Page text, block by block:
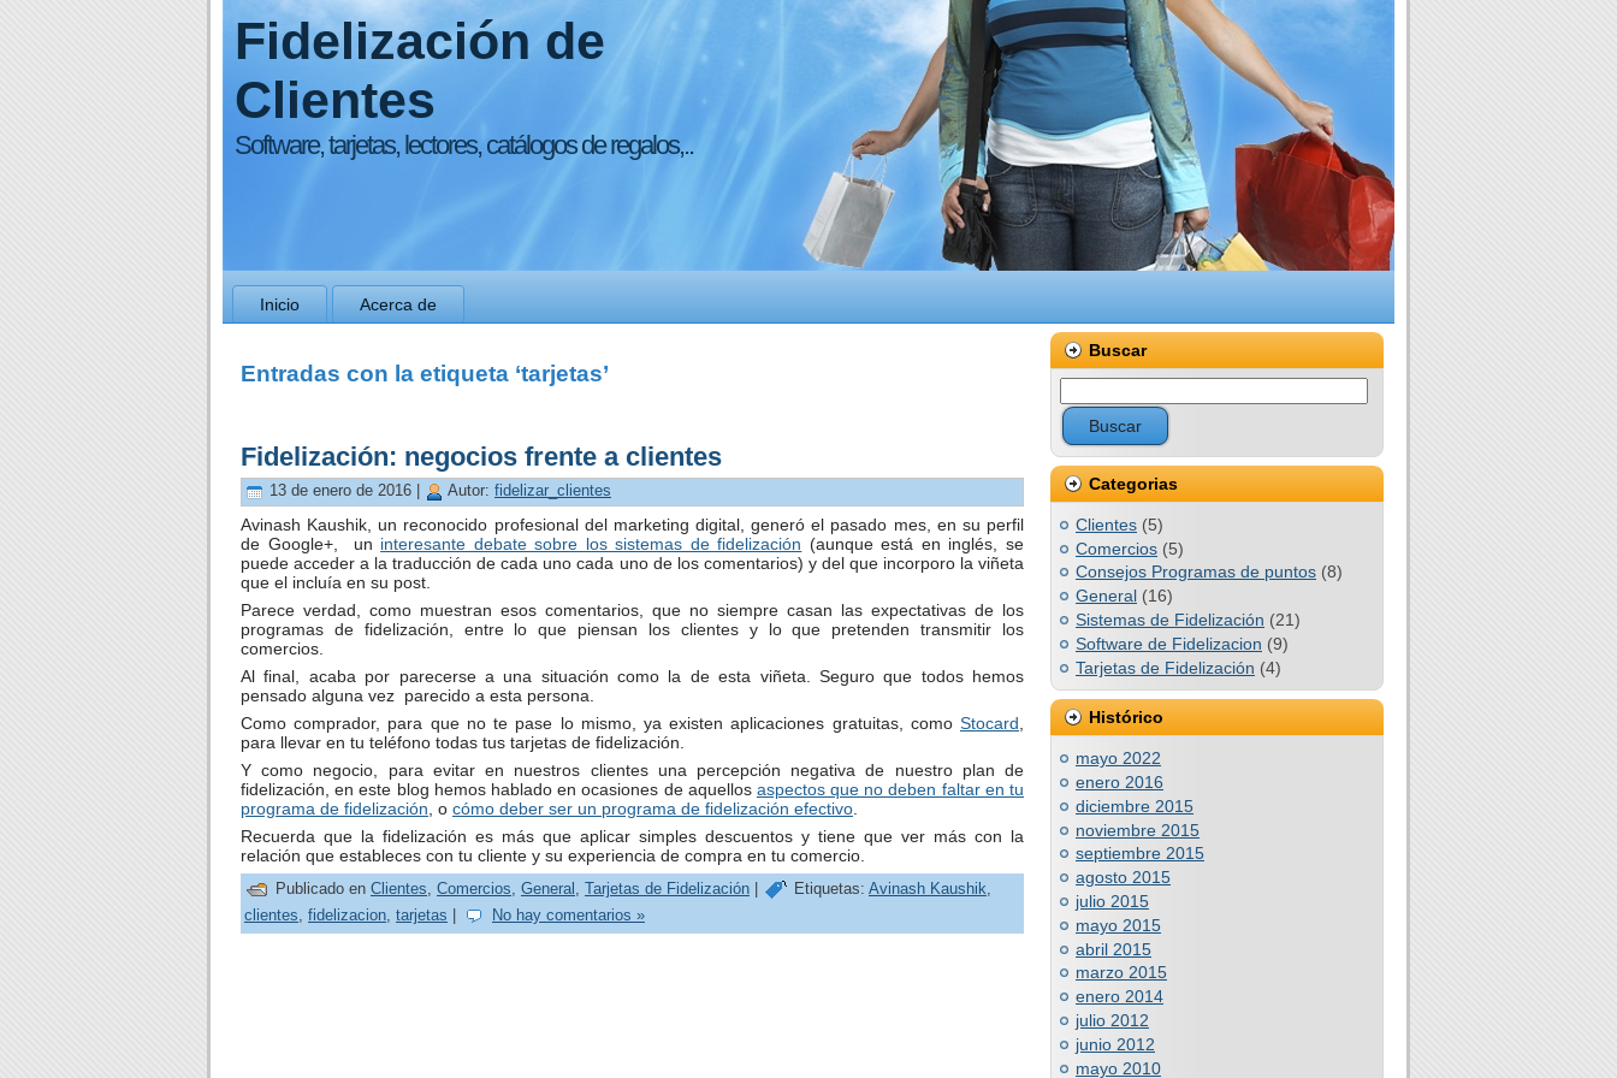
Fidelización de
Clientes
Software, tarjetas, lectores, catálogos de regalos,..
Inicio Acerca de
Entradas con la etiqueta ‘tarjetas’
Fidelización: negocios frente a clientes
13 de enero de 2016 | Autor: fidelizar_clientes
Avinash Kaushik, un reconocido profesional del marketing digital, generó el pasado mes, en su perfil
de Google+, un interesante debate sobre los sistemas de fidelización (aunque está en inglés, se
puede acceder a la traducción de cada uno cada uno de los comentarios) y del que incorporo la viñeta
que el incluía en su post.
Parece verdad, como muestran esos comentarios, que no siempre casan las expectativas de los
programas de fidelización, entre lo que piensan los clientes y lo que pretenden transmitir los
comercios.
Al final, acaba por parecerse a una situación como la de esta viñeta. Seguro que todos hemos
pensado alguna vez parecido a esta persona.
Como comprador, para que no te pase lo mismo, ya existen aplicaciones gratuitas, como Stocard,
para llevar en tu teléfono todas tus tarjetas de fidelización.
Y como negocio, para evitar en nuestros clientes una percepción negativa de nuestro plan de
fidelización, en este blog hemos hablado en ocasiones de aquellos aspectos que no deben faltar en tu
programa de fidelización, o cómo deber ser un programa de fidelización efectivo.
Recuerda que la fidelización es más que aplicar simples descuentos y tiene que ver más con la
relación que estableces con tu cliente y su experiencia de compra en tu comercio.
Publicado en Clientes, Comercios, General , Tarjetas de Fidelización Etiquetas: Avinash Kaushik,
clientes, fidelizacion, tarjetas No hay comentarios »
Buscar
Categorias
Clientes (5)
Comercios (5)
Consejos Programas de puntos (8)
General (16)
Sistemas de Fidelización (21)
Software de Fidelizacion (9)
Tarjetas de Fidelización (4)
Histórico
mayo 2022
enero 2016
diciembre 2015
noviembre 2015
septiembre 2015
agosto 2015
julio 2015
mayo 2015
abril 2015
marzo 2015
enero 2014
julio 2012
junio 2012
mayo 2010